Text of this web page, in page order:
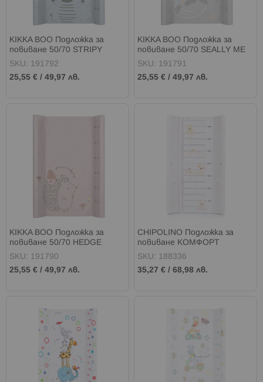
KIKKA BOO Подложка за
повиване 50/70 STRIPY
FRIENDS
SKU: 191792
25,55 € / 49,97 лв.
KIKKA BOO Подложка за
повиване 50/70 SEALLY ME
SKU: 191791
25,55 € /49,97 лв.
KIKKA BOO Подложка за
повиване 50/70 HEDGE
HUGS
SKU: 191790
25,55 € / 49,97 лв.
CHIPOLINO Подложка за
повиване КОМФОРТ
ПРИЯТЕЛИ БЕЖОВА
SKU: 188336
35,27 € /68,98 лв.